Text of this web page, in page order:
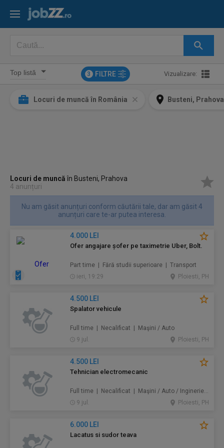
3 FILTRE Vizualizare:
Locuri de muncă în România Busteni, Prahova
Locuri de muncăîn Busteni, Prahova
4 anunțuri
Nu am găsit anunțuri conform căutării tale, dar am găsit 4
anunțuri care te-ar putea interesa.
4.000 LEI
Ofer angajare șofer pe taximetrie Uber, Bolt.
Part time | Fără studii superioare | Transport
ieri, 19:29
Ploiesti, PH
4.500 LEI
Spalator vehicule
Full time | Necalificat | Maşini / Auto
9 jul.
Ploiesti, PH
4.500 LEI
Tehnician electromecanic
Full time | Necalificat | Maşini / Auto / Inginerie / Tehnologie
9 jul.
Ploiesti, PH
6.000 LEI
Lacatus si sudor teava